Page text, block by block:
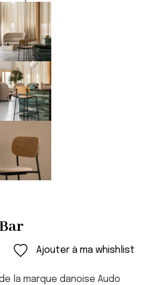
Ajouter à ma whishlist
la marque danoise Audo